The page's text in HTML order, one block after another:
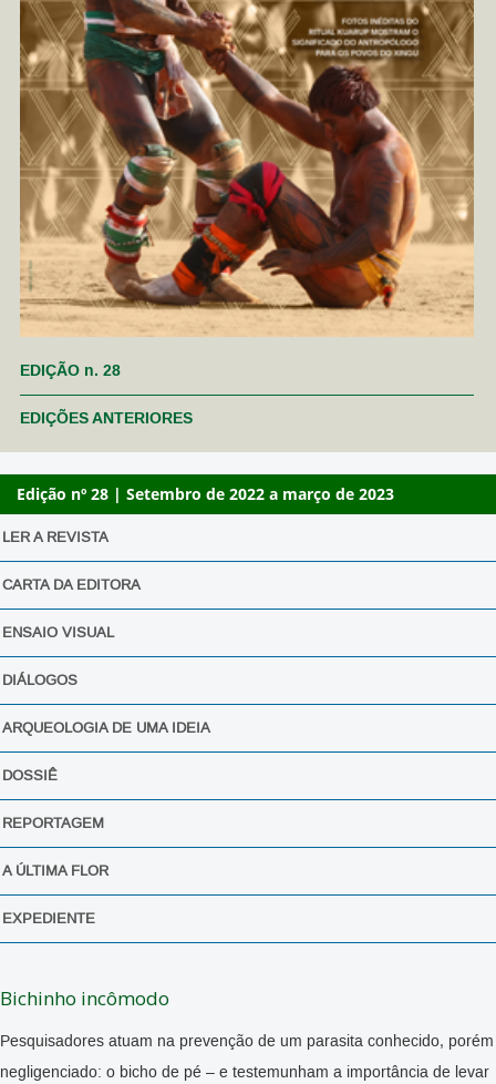
EDIÇÃO n. 28
EDIÇÕES ANTERIORES
Edição nº 28 | Setembro de 2022 a março de 2023
LER A REVISTA
CARTA DA EDITORA
ENSAIO VISUAL
DIÁLOGOS
ARQUEOLOGIA DE UMA IDEIA
DOSSIÊ
REPORTAGEM
A ÚLTIMA FLOR
EXPEDIENTE
Bichinho incômodo
Pesquisadores atuam na prevenção de um parasita conhecido, porém
negligenciado: o bicho de pé – e testemunham a importância de levar